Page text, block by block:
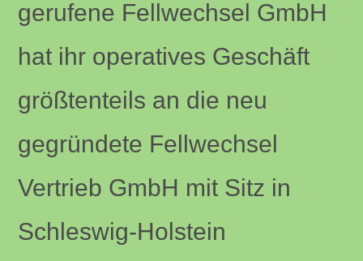
gerufene Fellwechsel GmbH
hat ihr operatives Geschäft
größtenteils an die neu
gegründete Fellwechsel
Vertrieb GmbH mit Sitz in
Schleswig-Holstein